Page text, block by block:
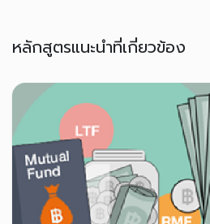
หลักสูตรแนะนำที่เกี่ยวข้อง